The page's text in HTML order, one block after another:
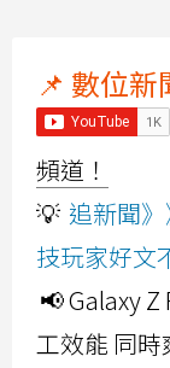
📌 數位新
頻道！
💡 追新聞
技玩家好文
📢 Galaxy
工效能 同